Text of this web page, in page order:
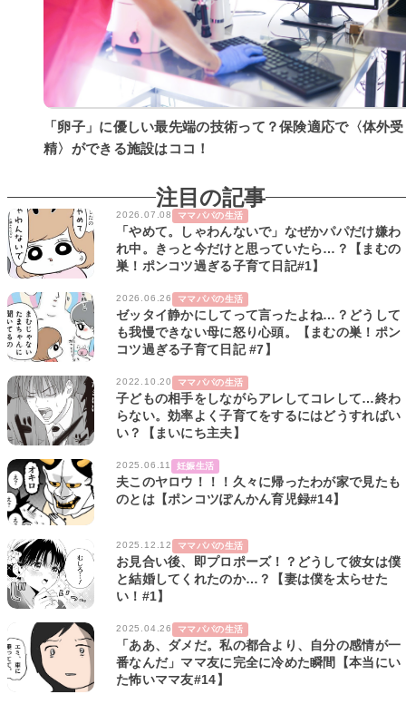
「卵子」に優しい最先端の技術って？保険適応で〈体外受
精〉ができる施設はココ！
注目の記事
2026.07.08 ママパパの生活
「やめて。しゃわんないで」なぜかパパだけ嫌わ
れ中。きっと今だけと思っていたら…？【まむの
巣！ポンコツ過ぎる子育て日記#1】
2026.06.26 ママパパの生活
ゼッタイ静かにしてって言ったよね…？どうして
も我慢できない母に怒り心頭。【まむの巣！ポン
コツ過ぎる子育て日記 #7】
2022.10.20 ママパパの生活
子どもの相手をしながらアレしてコレして…終わ
らない。効率よく子育てをするにはどうすればい
い？【まいにち主夫】
2025.06.11 妊娠生活
夫このヤロウ！！！久々に帰ったわが家で見たも
のとは【ポンコツぽんかん育児録#14】
2025.12.12 ママパパの生活
お見合い後、即プロポーズ！？どうして彼女は僕
と結婚してくれたのか…？【妻は僕を太らせた
い！#1】
2025.04.26 ママパパの生活
「ああ、ダメだ。私の都合より、自分の感情が一
番なんだ」ママ友に完全に冷めた瞬間【本当にい
た怖いママ友#14】